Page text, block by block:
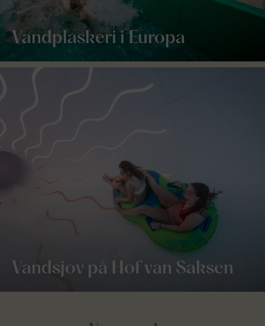
Vandplaskeri i Europa
Vandsjov på Hof van Saksen